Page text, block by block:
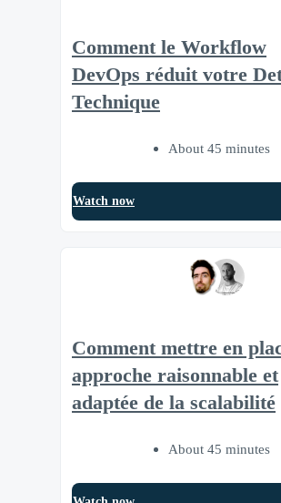
Comment le Workflow
DevOps réduit votre
Technique
About 45 minutes
Watch now
Comment mettre en
approche raisonnable et
adaptée de la scalabilité
About 45 minutes